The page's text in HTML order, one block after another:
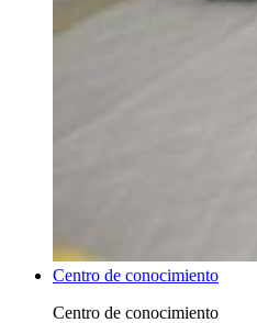
Centro de conocimiento
Centro de conocimiento